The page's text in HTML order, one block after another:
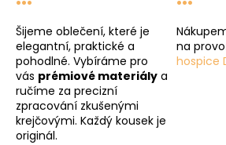
Šijeme oblečení, které je
elegantní, praktické a
pohodlné. Vybíráme pro
vás prémiové materiály a
ručíme za precizní
zpracování zkušenými
krejčovými. Každý kousek je
originál.
na
hospice